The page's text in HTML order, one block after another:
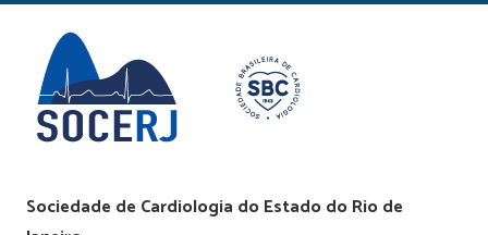
Sociedade de Cardiologia do Estado do Rio de